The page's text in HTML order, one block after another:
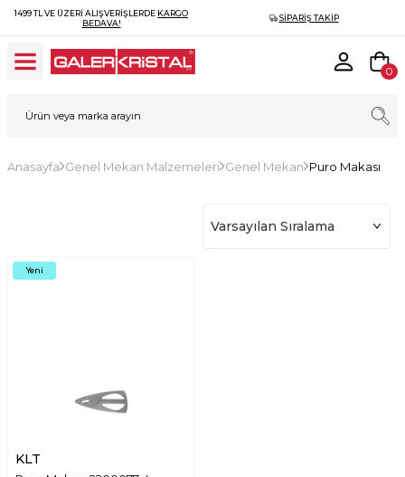
1499 TL VE ÜZERI ALIŞVERIŞLERDE KARGO
BEDAVA!
SIPARIŞ TAKIP
0
Anasayfa Genel Mekan Malzemeleri Genel Mekan Puro Makası
Yeni
KLT